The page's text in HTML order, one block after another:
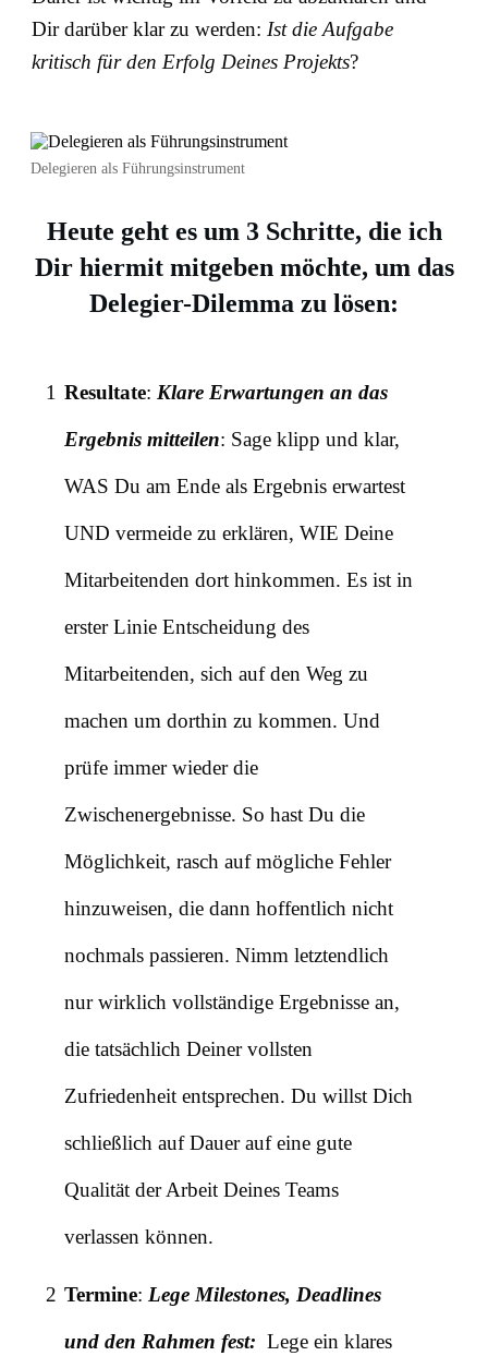
Dir darüber klar zu werden: Ist die Aufgabe
kritisch für den Erfolg Deines Projekts?
Delegieren als Führungsinstrument
Heute geht es um 3 Schritte, die ich
Dir hiermit mitgeben möchte, um das
Delegier-Dilemma zu lösen:
1 Resultate: Klare Erwartungen an das
Ergebnis mitteilen: Sage klipp und klar,
WAS Du am Ende als Ergebnis erwartest
UND vermeide zu erklären, WIE Deine
Mitarbeitenden dort hinkommen. Es ist in
erster Linie Entscheidung des
Mitarbeitenden, sich auf den Weg zu
machen um dorthin zu kommen. Und
prüfe immer wieder die
Zwischenergebnisse. So hast Du die
Möglichkeit, rasch auf mögliche Fehler
hinzuweisen, die dann hoffentlich nicht
nochmals passieren. Nimm letztendlich
nur wirklich vollständige Ergebnisse an,
die tatsächlich Deiner vollsten
Zufriedenheit entsprechen. Du willst Dich
schließlich auf Dauer auf eine gute
Qualität der Arbeit Deines Teams
verlassen können.
2 Termine: Lege Milestones, Deadlines
und den Rahmen fest: Lege ein klares